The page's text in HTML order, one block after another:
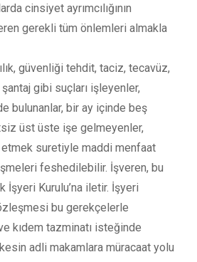
cinsiyet ayrımcılığının
gerekli tüm önlemleri almakla
güvenliği tehdit, taciz, tecavüz,
gibi suçları işleyenler,
bulunanlar, bir ay içinde beş
üst üste işe gelmeyenler,
etmek suretiyle maddi menfaat
feshedilebilir. İşveren, bu
İşyeri Kurulu’na iletir. İşyeri
bu gerekçelerle
kıdem tazminatı isteğinde
adli makamlara müracaat yolu